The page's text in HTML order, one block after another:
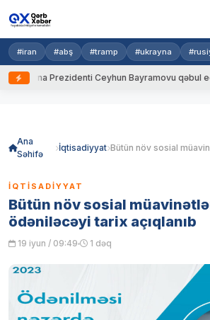
#iran #abş #tramp #ukrayna
Prezidenti Ceyhun Bayramovu qəbul edib
Ana
Səhifə
İqtisadiyyat
İQTISADIYYAT
Bütün növ sosial
ödəniləcəyi tarix açıqlanıb
19 iyun / 09:49 1 dəq